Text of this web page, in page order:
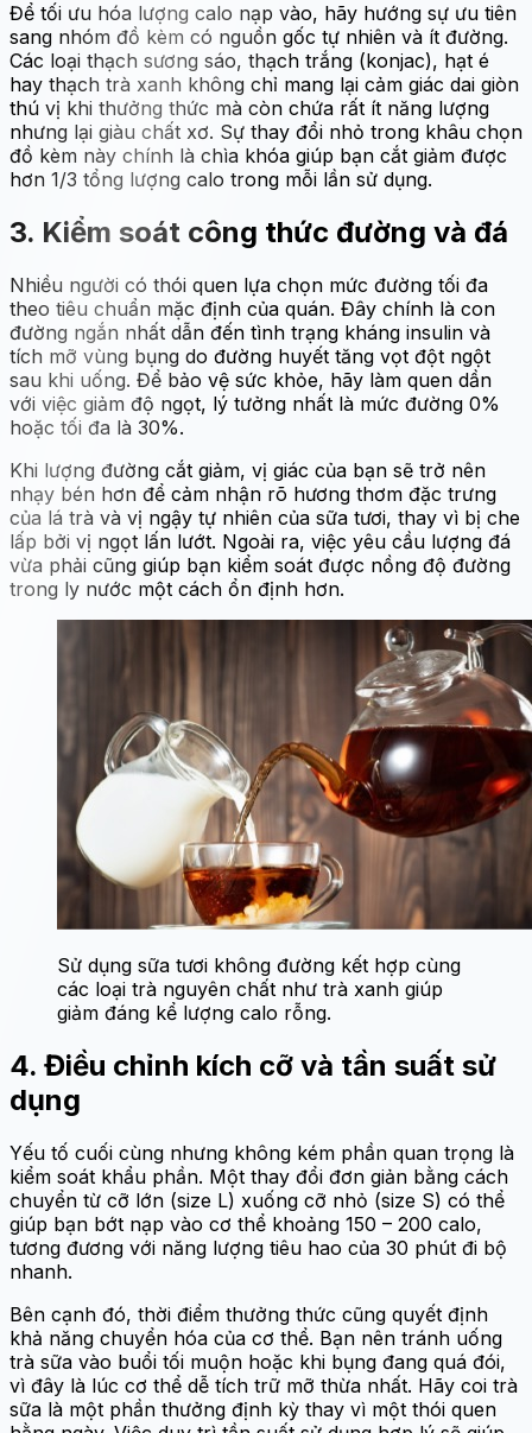
Để tối ưu hóa lượng calo nạp vào, hãy hướng sự ưu tiên
sang nhóm đồ kèm có nguồn gốc tự nhiên và ít đường.
Các loại thạch sương sáo, thạch trắng (konjac), hạt é
hay thạch trà xanh không chỉ mang lại cảm giác dai giòn
thú vị khi thưởng thức mà còn chứa rất ít năng lượng
nhưng lại giàu chất xơ. Sự thay đổi nhỏ trong khâu chọn
đồ kèm này chính là chìa khóa giúp bạn cắt giảm được
hơn 1/3 tổng lượng calo trong mỗi lần sử dụng.
3. Kiểm soát công thức đường và đá
Nhiều người có thói quen lựa chọn mức đường tối đa
theo tiêu chuẩn mặc định của quán. Đây chính là con
đường ngắn nhất dẫn đến tình trạng kháng insulin và
tích mỡ vùng bụng do đường huyết tăng vọt đột ngột
sau khi uống. Để bảo vệ sức khỏe, hãy làm quen dần
với việc giảm độ ngọt, lý tưởng nhất là mức đường 0%
hoặc tối đa là 30%.
Khi lượng đường cắt giảm, vị giác của bạn sẽ trở nên
nhạy bén hơn để cảm nhận rõ hương thơm đặc trưng
của lá trà và vị ngậy tự nhiên của sữa tươi, thay vì bị che
lấp bởi vị ngọt lấn lướt. Ngoài ra, việc yêu cầu lượng đá
vừa phải cũng giúp bạn kiểm soát được nồng độ đường
trong ly nước một cách ổn định hơn.
Sử dụng sữa tươi không đường kết hợp cùng
các loại trà nguyên chất như trà xanh giúp
giảm đáng kể lượng calo rỗng.
4. Điều chỉnh kích cỡ và tần suất sử
dụng
Yếu tố cuối cùng nhưng không kém phần quan trọng là
kiểm soát khẩu phần. Một thay đổi đơn giản bằng cách
chuyển từ cỡ lớn (size L) xuống cỡ nhỏ (size S) có thể
giúp bạn bớt nạp vào cơ thể khoảng 150 – 200 calo,
tương đương với năng lượng tiêu hao của 30 phút đi bộ
nhanh.
Bên cạnh đó, thời điểm thưởng thức cũng quyết định
khả năng chuyển hóa của cơ thể. Bạn nên tránh uống
trà sữa vào buổi tối muộn hoặc khi bụng đang quá đói,
vì đây là lúc cơ thể dễ tích trữ mỡ thừa nhất. Hãy coi trà
sữa là một phần thưởng định kỳ thay vì một thói quen